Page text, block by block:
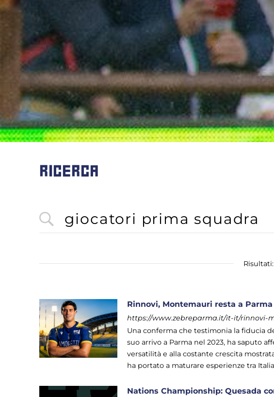
RICERCA
Risultati:
Rinnovi, Montemauri resta a
https://www.zebreparma.it/it-it/rinnovi-
Una conferma che testimonia la fiducia
suo arrivo a Parma nel 2023, ha saputo
versatilità e alla costante crescita
ha portato a maturare esperienze tra
Nations Championship: Quesada